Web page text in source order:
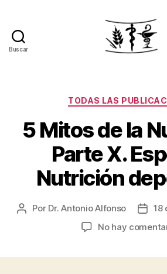
Buscar
tu
salud
TODAS LAS
5 Mitos de la
Parte X.
Nutrición
Autor
Por Dr. Antonio Alfonso
Fecha
18
No hay